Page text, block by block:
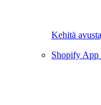
Kehitä
Shopify App